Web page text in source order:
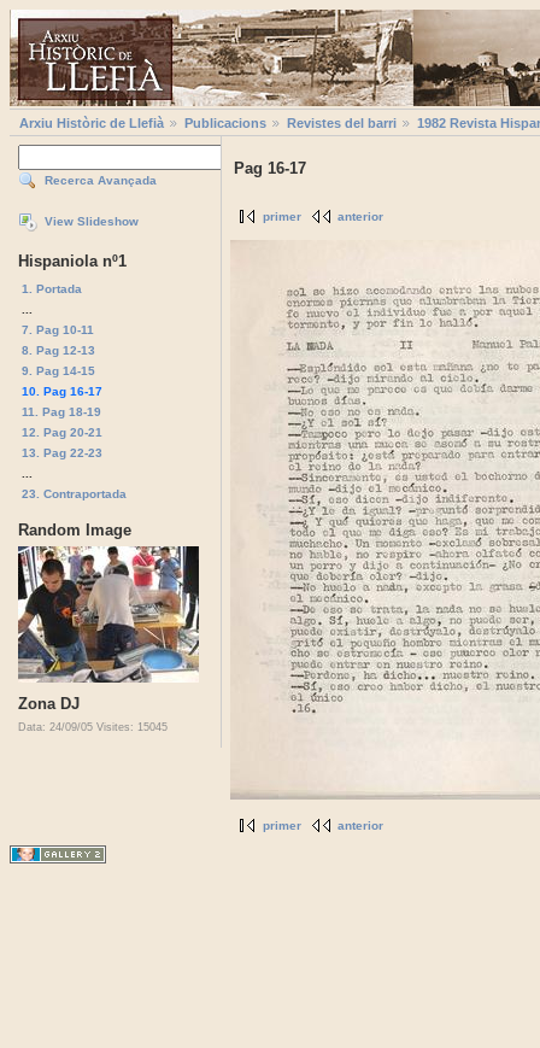
Arxiu Històric de Llefià Publicacions Revistes del barri 1982 Revista
Recerca Avançada
View Slideshow
Hispaniola nº1
1. Portada
7. Pag 10-11
8. Pag 12-13
9. Pag 14-15
10. Pag 16-17
11. Pag 18-19
12. Pag 20-21
13. Pag 22-23
23. Contraportada
Random Image
Zona DJ
Data: 24/09/05 Visites: 15045
Pag 16-17
primer anterior
primer anterior